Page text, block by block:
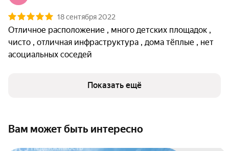
18 сентября 2022
Отличное расположение , много детских площадок ,
чисто , отличная инфраструктура , дома тёплые , нет
асоциальных соседей
Показать ещё
Вам может быть интересно